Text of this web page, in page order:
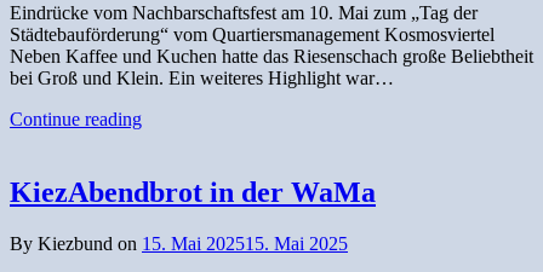
Eindrücke vom Nachbarschaftsfest am 10. Mai zum „Tag der
Städtebauförderung“ vom Quartiersmanagement Kosmosviertel
Neben Kaffee und Kuchen hatte das Riesenschach große Beliebtheit
bei Groß und Klein. Ein weiteres Highlight war…
Continue reading
KiezAbendbrot in der WaMa
By Kiezbund on 15. Mai 202515. Mai 2025